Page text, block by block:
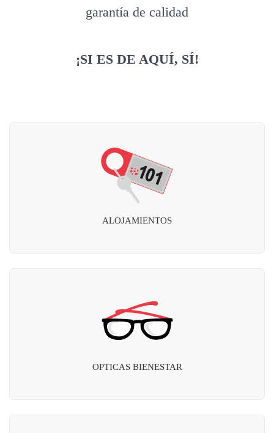
garantía de calidad
¡SI ES DE AQUÍ, SÍ!
ALOJAMIENTOS
OPTICAS BIENESTAR